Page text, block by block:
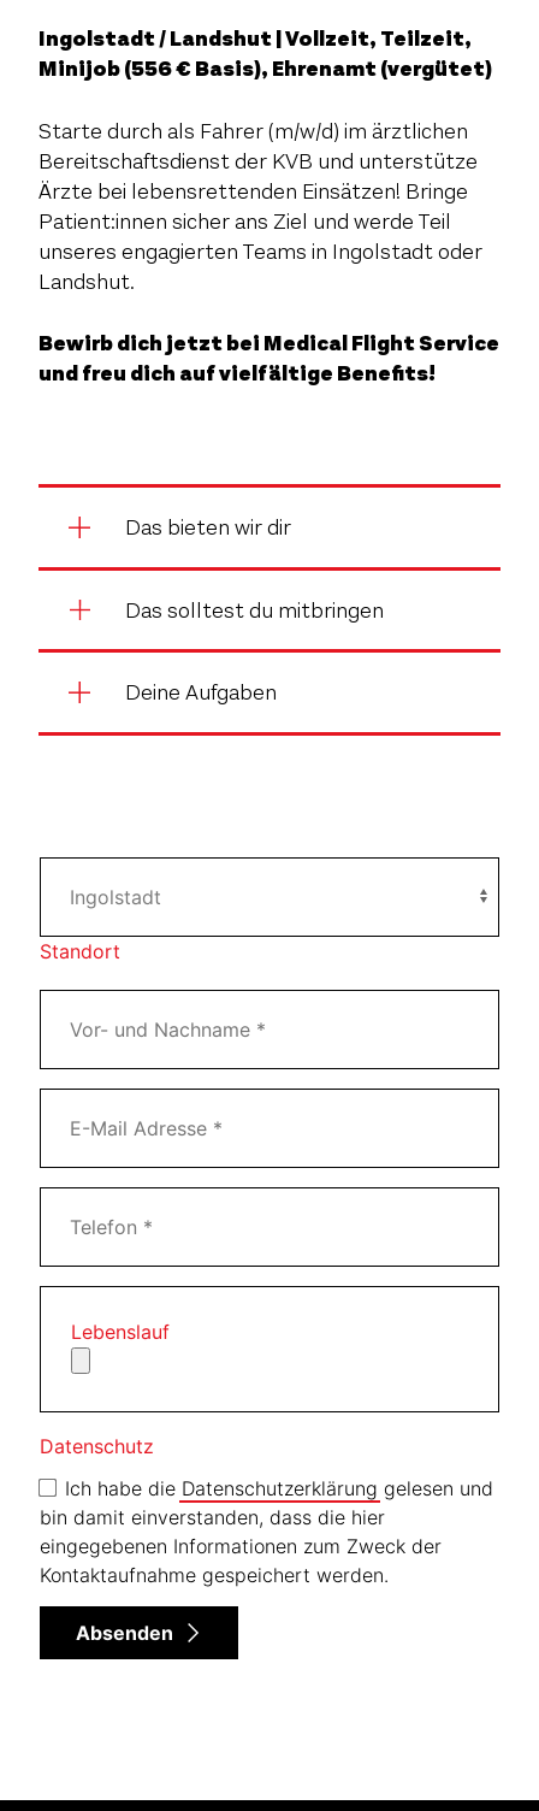
Ingolstadt / Landshut | Vollzeit, Teilzeit,
Minijob (556 € Basis), Ehrenamt (vergütet)
Starte durch als Fahrer (m/w/d) im ärztlichen
Bereitschaftsdienst der KVB und unterstütze
Ärzte bei lebensrettenden Einsätzen! Bringe
Patient:innen sicher ans Ziel und werde Teil
unseres engagierten Teams in Ingolstadt oder
Landshut.
Bewirb dich jetzt bei Medical Flight Service
und freu dich auf vielfältige Benefits!
Das bieten wir dir
Das solltest du mitbringen
Deine Aufgaben
Standort
Lebenslauf
Datenschutz
Ich habe die Datenschutzerklärung gelesen und
bin damit einverstanden, dass die hier
eingegebenen Informationen zum Zweck der
Kontaktaufnahme gespeichert werden.
Absenden